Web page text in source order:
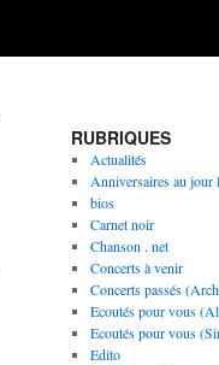
RUBRIQUES
Actualités
Anniversaires au jour
bios
Carnet noir
Chanson . net
Concerts à venir
Concerts passés
Ecoutés pour vous
Ecoutés pour vous
Edito